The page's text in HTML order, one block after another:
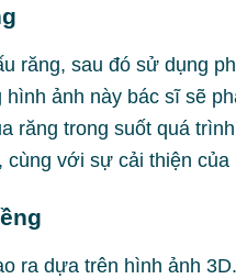
răng, sau đó sử dụng
ảnh này bác sĩ sẽ
răng trong suốt quá
với sự cải thiện
ra dựa trên hình ảnh